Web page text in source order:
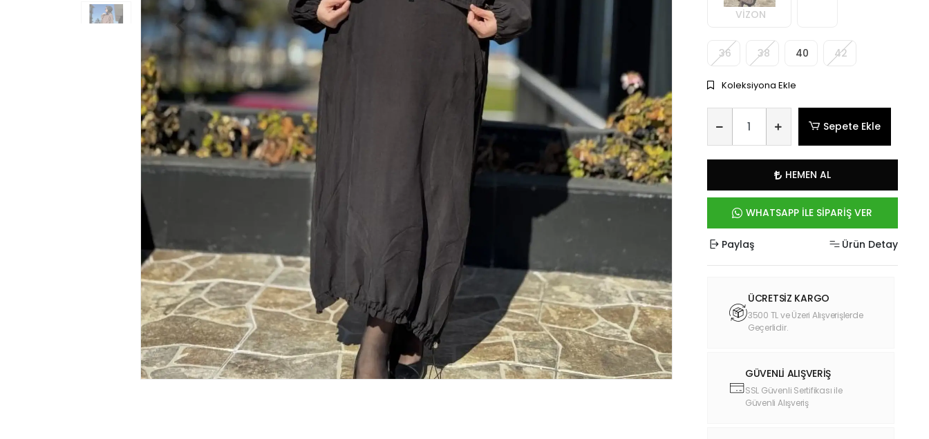
VİZON
36 38 40 42
Koleksiyona Ekle
Sepete Ekle
HEMEN AL
WHATSAPP İLE SİPARİŞ VER
Paylaş Ürün Detay
ÜCRETSİZ KARGO
3500 TL ve Üzeri Alışverişlerde
Geçerlidir.
GÜVENLİ ALIŞVERİŞ
SSL Güvenli Sertifikası ile
Güvenli Alışveriş